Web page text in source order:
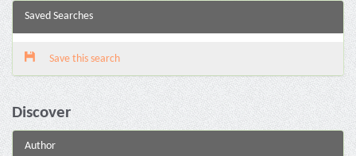
Saved Searches
Save this search
Discover
Author